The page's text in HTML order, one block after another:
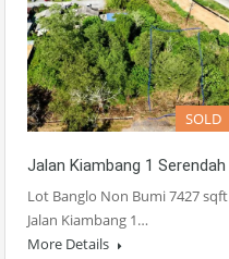
SOLD
Jalan Kiambang 1 Serendah
Lot Banglo Non Bumi 7427 sqft
Jalan Kiambang 1…
More Details